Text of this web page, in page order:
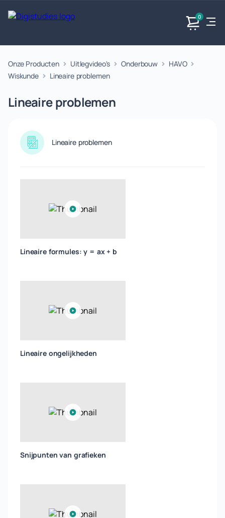
0
Exacte
vakken
vakken.
Taalvakken Maatschappijvakken Producten
Onze Producten Uitlegvideo's Onderbouw
HAVO
Wiskunde
Lineaire problemen
Lineaire problemen
Lineaire problemen
Lineaire formules: y = ax + b
Lineaire ongelijkheden
Snijpunten van grafieken